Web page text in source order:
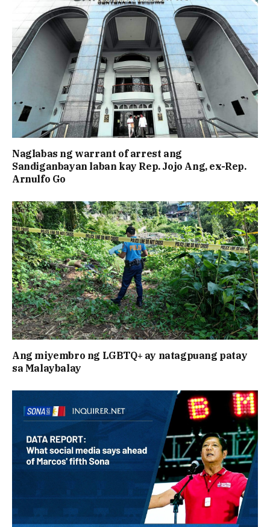
Naglabas ng warrant of arrest ang
Sandiganbayan laban kay Rep. Jojo Ang, ex-Rep.
Arnulfo Go
Ang miyembro ng LGBTQ+ ay natagpuang patay
sa Malaybalay